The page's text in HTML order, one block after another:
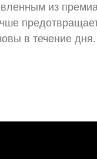
из
в течение дня.